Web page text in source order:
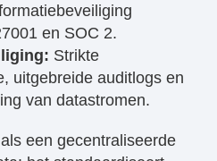
en SOC 2.
Strikte
uitgebreide auditlogs en
van datastromen.
een gecentraliseerde